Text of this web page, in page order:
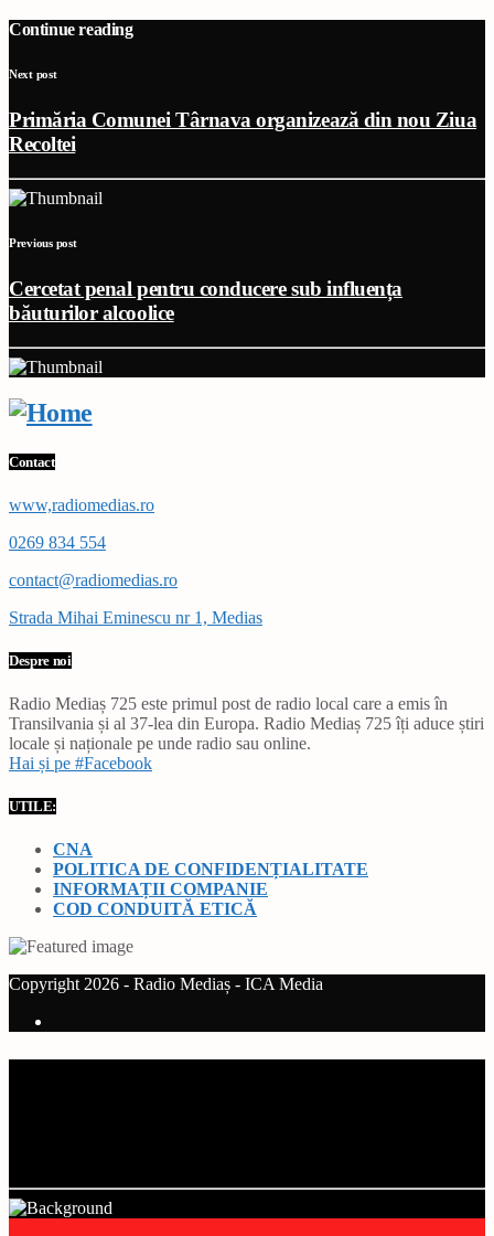
Continue reading
Next post
Primăria Comunei Târnava organizează din nou Ziua
Recoltei
Previous post
Cercetat penal pentru conducere sub influența
băuturilor alcoolice
Contact
www,radiomedias.ro
0269 834 554
contact@radiomedias.ro
Strada Mihai Eminescu nr 1, Medias
Despre noi
Radio Mediaș 725 este primul post de radio local care a emis în
Transilvania și al 37-lea din Europa. Radio Mediaș 725 îți aduce știri
locale și naționale pe unde radio sau online.
Hai și pe #Facebook
UTILE:
CNA
POLITICA DE CONFIDENȚIALITATE
INFORMAȚII COMPANIE
COD CONDUITĂ ETICĂ
Copyright 2026 - Radio Mediaș - ICA Media